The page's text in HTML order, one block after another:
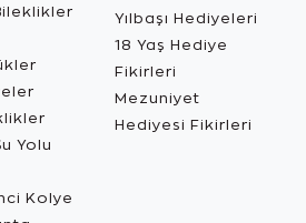
Yolu
Kolye
Yılbaşı Hediyeleri
18 Yaş Hediye
Fikirleri
Mezuniyet
Hediyesi Fikirleri